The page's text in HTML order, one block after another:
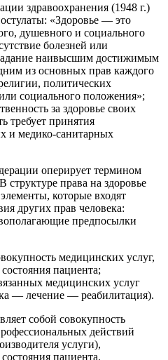
здравоохранения (1948 г.)
«Здоровье — это
душевного и социального
болезней или
наивысшим достижимым
из основных прав каждого
политических
социального положения»;
за здоровье своих
требует принятия
и медико-санитарных
оперирует термином
структуре права на здоровье
которые входят
других прав человека:
предпосылки
медицинских услуг,
пациента;
медицинских услуг
— лечение — реабилитация).
собой совокупность
действий
услуги),
пациента.